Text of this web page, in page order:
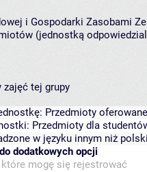
i Gospodarki Zasobami
(jednostką
zajęć tej grupy
Przedmioty
Przedmioty dla
w języku innym niż polski
dodatkowych opcji
mogę się rejestrować